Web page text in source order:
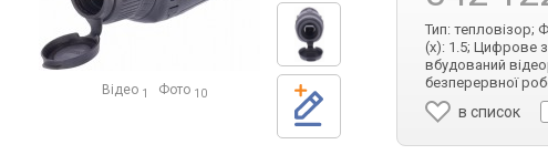
Відео 1 Фото 10
Тип: тепловізор;
(x): 1.5; Цифрове
вбудований
безперервної
в список